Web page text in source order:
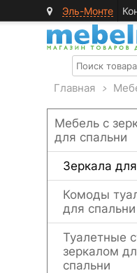
Эль-Монте
Главная >
Мебель с
для спальни
Зеркала
Комоды
для спальни
Туалетные
зеркалом
спальни